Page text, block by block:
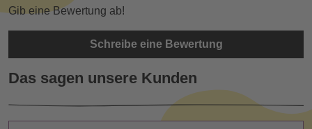
Gib eine Bewertung ab!
Schreibe eine Bewertung
Das sagen unsere Kunden